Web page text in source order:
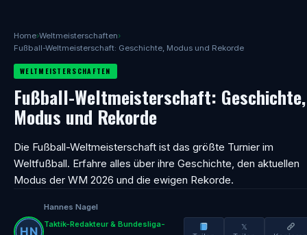
Home›Weltmeisterschaften›
Fußball-Weltmeisterschaft: Geschichte, Modus und Rekorde
WELTMEISTERSCHAFTEN
Fußball-Weltmeisterschaft: Geschichte,
Modus und Rekorde
Die Fußball-Weltmeisterschaft ist das größte Turnier im
Weltfußball. Erfahre alles über ihre Geschichte, den aktuellen
Modus der WM 2026 und die ewigen Rekorde.
Hannes Nagel
Taktik-Redakteur & Bundesliga-
𝕏